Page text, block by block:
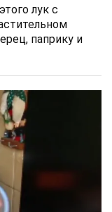
лук с
паприку и